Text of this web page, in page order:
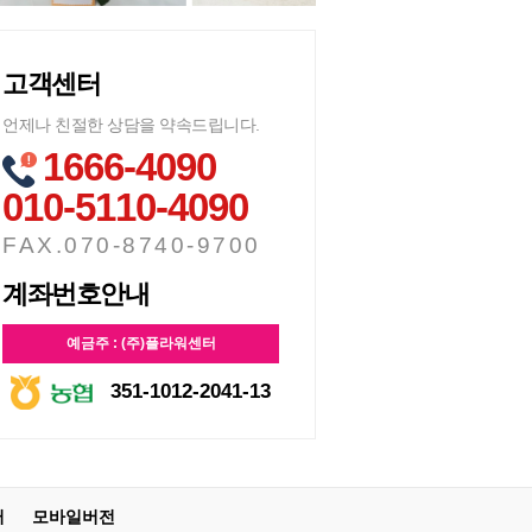
고객센터
언제나 친절한 상담을 약속드립니다.
1666-4090
010-5110-4090
FAX.070-8740-9700
계좌번호안내
예금주 : (주)플라워센터
351-1012-2041-13
모바일버전